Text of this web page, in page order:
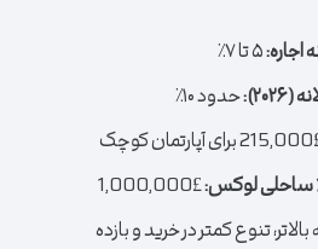
اجاره:
حدود ۱۰٪
کوچک
ساحلی لوکس:£1,000,000
تنوع کمتر در خرید و بازده